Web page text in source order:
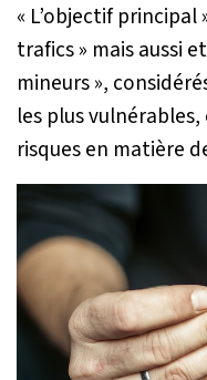
« L’objectif principal
trafics» mais aussi
mineurs »,
les plus
risques en matière